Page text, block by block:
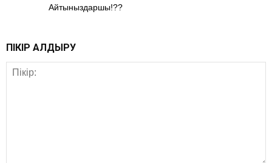
Айтыныздаршы!??
ПІКІР ҚАЛДЫРУ